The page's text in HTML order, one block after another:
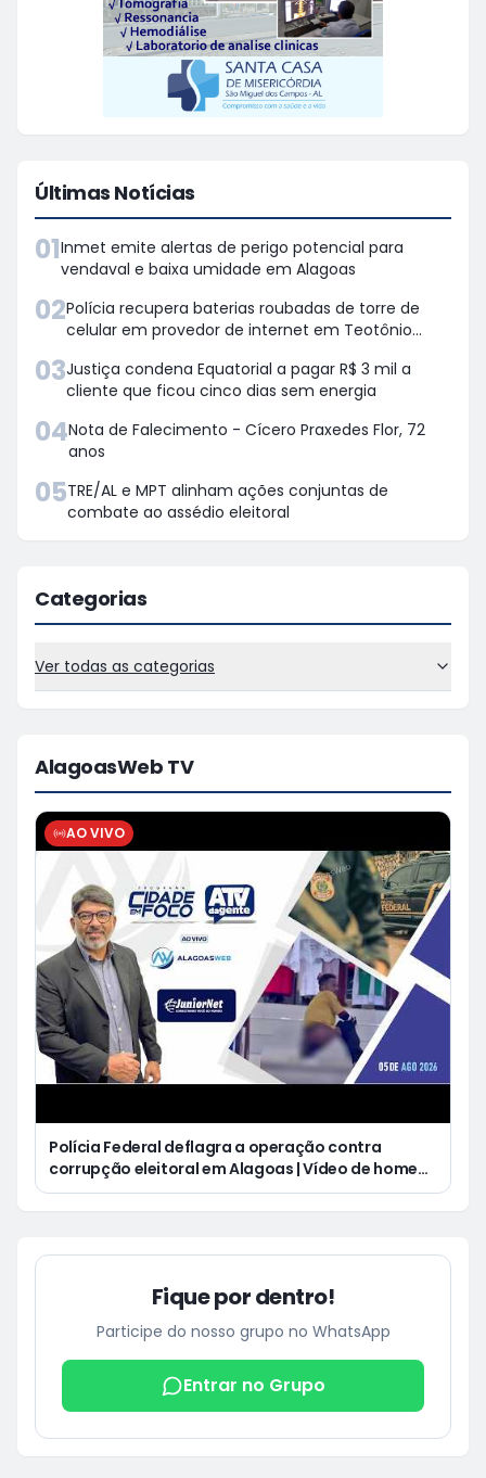
Últimas Notícias
01Inmet emite alertas de perigo potencial para
vendaval e baixa umidade em Alagoas
02Polícia recupera baterias roubadas de torre de
celular em provedor de internet em Teotônio
03Justiça condena Equatorial a pagar R$ 3 mil a
cliente que ficou cinco dias sem energia
04Nota de Falecimento - Cícero Praxedes Flor, 72
anos
05TRE/AL e MPT alinham ações conjuntas de
combate ao assédio eleitoral
Categorias
Ver todas as categorias
AlagoasWeb TV
AO VIVO
Polícia Federal deflagra a operação contra
corrupção eleitoral em Alagoas | Vídeo de homem
defecando durante missa gera revolta e
Fique por dentro!
Participe do nosso grupo no WhatsApp
Entrar no Grupo